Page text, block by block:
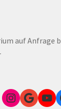
auf Anfrage
Instagram
Google Link zum FunShop Wien